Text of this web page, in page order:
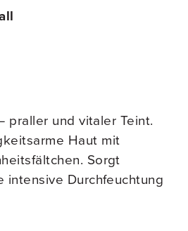
praller und vitaler Teint.
Haut mit
Sorgt
intensive Durchfeuchtung